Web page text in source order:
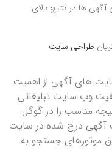
ها در نتایج بالای
طراحی سایت
های آگهی از اهمیت
وب سایت تبلیغاتی
مناسب را در گوگل
آگهی درج شده در سایت
موتورهای جستجو به